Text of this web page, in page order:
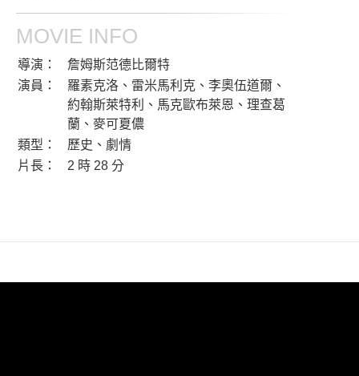
MOVIE INFO
導演：
詹姆斯范德比爾特
演員：
羅素克洛、雷米馬利克、李奧伍道爾、
約翰斯萊特利、馬克歐布萊恩、理查葛
蘭、麥可夏儂
類型：
歷史、劇情
片長：
2 時 28 分